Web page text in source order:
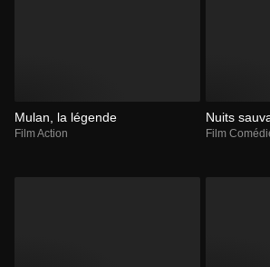
Mulan, la légende
Film Action
Nuits
Film